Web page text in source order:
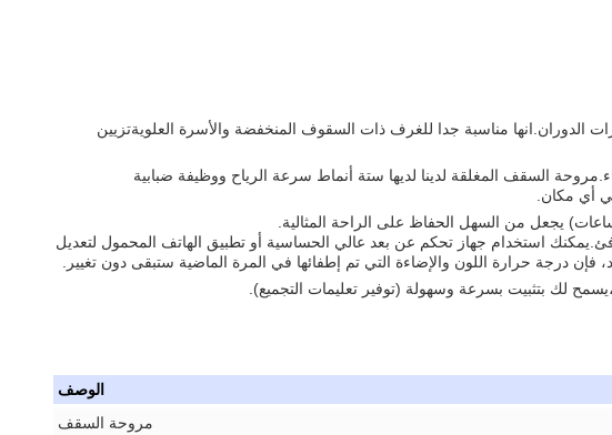
مناسبة جدا للغرف ذات السقوف المنخفضة والأسرة العلويةتزيين
التشغيل السلس دون ضوضاء.مروحة السقف المغلقة لدينا لديها ستة أنماط سرعة الرياح ووظيفة ضبابية
أي مكان.
استخدام جهاز تحكم عن بعد عالي الحساسية أو تطبيق الهاتف المحمول لتعديل
درجة حرارة اللون والإضاءة التي تم إطفائها في المرة الماضية ستبقى دون تغيير.
لك بتثبيت بسرعة وسهولة (توفير تعليمات التجميع).
الوصف
مروحة السقف